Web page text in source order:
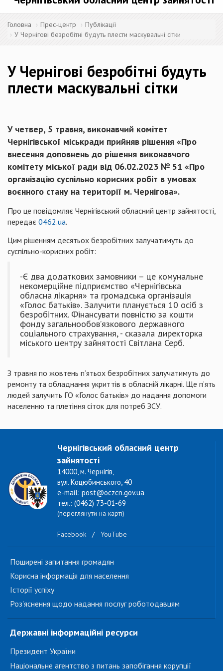
Головна Прес-центр
Публікації
У Чернігові безробітні будуть плести маскувальні сітки
У Чернігові безробітні будуть
плести маскувальні сітки
У четвер, 5 травня, виконавчий комітет
Чернігівської міськради прийняв рішення «Про
внесення доповнень до рішення виконавчого
комітету міської ради від 06.02.2023 № 51 «Про
організацію суспільно корисних робіт в умовах
воєнного стану на території м. Чернігова».
Про це повідомляє Чернігівський обласний центр зайнятості,
передає 0462.ua.
Цим рішенням десятьох безробітних залучатимуть до
суспільно-корисних робіт:
-Є два додаткових замовники – це комунальне
некомерційне підприємство «Чернігівська
обласна лікарня» та громадська організація
«Голос батьків». Залучити планується 10 осіб з
безробітних. Фінансувати повністю за кошти
фонду загальнообов’язкового державного
соціального страхування, - сказала директорка
міського центру зайнятості Світлана Серб.
З травня по жовтень п’ятьох безробітних залучатимуть до
ремонту та обладнання укриттів в обласній лікарні. Ще п’ять
людей залучить ГО «Голос батьків» до надання допомоги
населенню та плетіння сіток для потреб ЗСУ.
Чернігівський обласний центр
зайнятості
14000, м. Чернігів,
вул. Коцюбинського, 40
e-mail: post@oczcn.gov.ua
тел.: (0462) 73-01-69
(переглянути на карті)
Facebook / YouTube
Поширені запитання громадян
Корисна інформація для населення
Історії успіху
Роз'яснення щодо надання послуг роботодавцям
Державні інформаційні ресурси
Президент України
Національне агентство з питань запобігання корупції